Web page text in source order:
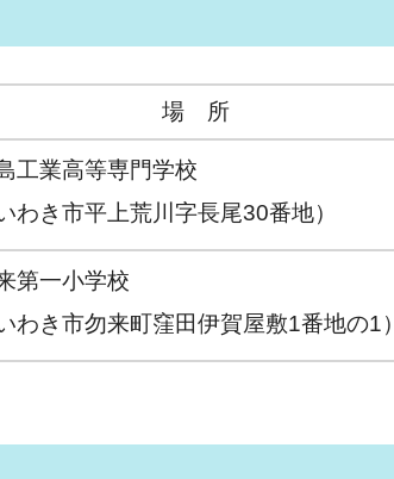
場 所
工業高等専門学校
いわき市平上荒川字長尾30番地）
第一小学校
いわき市勿来町窪田伊賀屋敷1番地の1）